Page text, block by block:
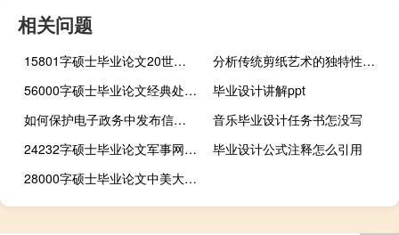
相关问题
15801字硕士毕业论文20世纪末至今新马中国女性文学研究
分析传统剪纸艺术的独特性及其给平面设计的启示,学习中国传统文化的意义是什么及其对我们的启示？
56000字硕士毕业论文经典处方诊疗管理系统的软件开发
毕业设计讲解ppt
如何保护电子政务中发布信息真实性,传统政府信息发布与电子政务信息发布的区别...
音乐毕业设计任务书怎没写
24232字硕士毕业论文军事网上采购系统的规划与实现
毕业设计公式注释怎么引用
28000字硕士毕业论文中美大学的不同观点